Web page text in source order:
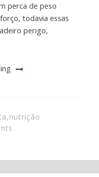
perca de peso
todavia essas
perigo,
,nutrição